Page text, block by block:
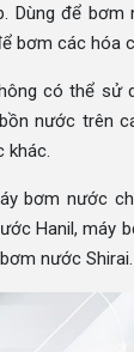
Dùng để
bơm các hóa
có thể sử
nước trên
khác.
bơm nước
Hanil, máy
nước Shirai.